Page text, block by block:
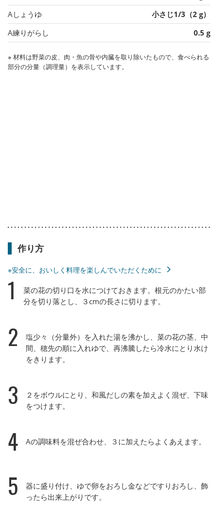
Aしょうゆ
小さじ1/3（2 g）
A練りがらし
0.5 g
※ 材料は野菜の皮、肉・魚の骨や内臓を取り除いたもので、食べられる
部分の分量（調理量）を表示しています。
作り方
※安全に、おいしく料理を楽しんでいただくために
1
菜の花の切り口を水につけておきます。根元のかたい部
分を切り落とし、３cmの長さに切ります。
2
塩少々（分量外）を入れた湯を沸かし、菜の花の茎、中
間、穂先の順に入れゆで、再沸騰したら冷水にとり水け
をきります。
3
２をボウルにとり、和風だしの素を加えよく混ぜ、下味
をつけます。
4 Aの調味料を混ぜ合わせ、３に加えたらよくあえます。
5
器に盛り付け、ゆで卵をおろし金などですりおろし、飾
ったら出来上がりです。